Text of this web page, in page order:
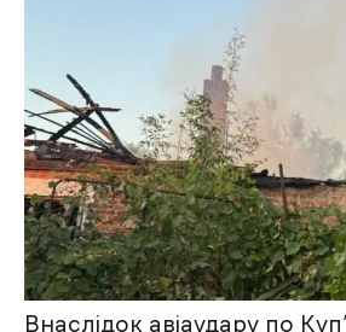
Внаслідок авіаудару по